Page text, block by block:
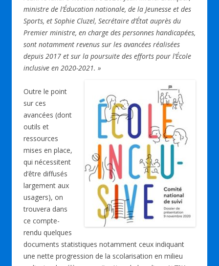
b
o
o
k
e
dI
n
s
A
p
p
sk
y
l g
er
ministre de l’Éducation nationale, de la Jeunesse et des
Sports, et Sophie Cluzel, Secrétaire d’État auprès du
Premier ministre, en charge des personnes handicapées,
sont notamment revenus sur les avancées réalisées
depuis 2017 et sur la poursuite des efforts pour l’École
inclusive en 2020-2021. »
Outre le point
sur ces
avancées (dont
outils et
ressources
mises en place,
qui nécessitent
d’être diffusés
largement aux
usagers), on
trouvera dans
ce compte-
rendu quelques
documents statistiques notamment ceux indiquant
une nette progression de la scolarisation en milieu